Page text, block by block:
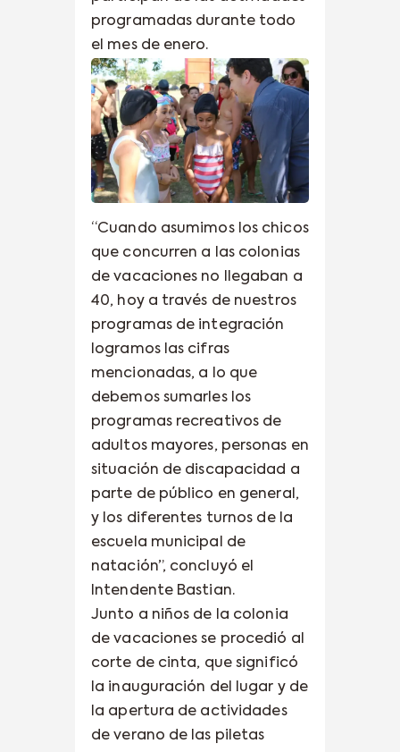
programadas durante todo
el mes de enero.
“Cuando asumimos los chicos
que concurren a las colonias
de vacaciones no llegaban a
40, hoy a través de nuestros
programas de integración
logramos las cifras
mencionadas, a lo que
debemos sumarles los
programas recreativos de
adultos mayores, personas en
situación de discapacidad a
parte de público en general,
y los diferentes turnos de la
escuela municipal de
natación”, concluyó el
Intendente Bastian.
Junto a niños de la colonia
de vacaciones se procedió al
corte de cinta, que significó
la inauguración del lugar y de
la apertura de actividades
de verano de las piletas